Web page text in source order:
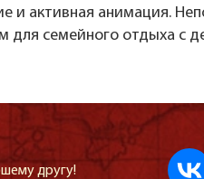
и активная анимация.
для семейного отдыха с
другу!